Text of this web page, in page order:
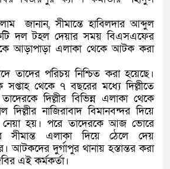
জানান, সীমান্তে হাবিলদার আব্দুল
দল টহল দেয়ার সময় বিএসএফের
আড়াপাড়া এলাকা থেকে আটক করা
তাদের পরিচয় নিশ্চিত করা হয়েছে।
থেকে ৭ বছরের মধ্যে দিল্লীতে
দিল্লীর বিভিন্ন এলাকা থেকে
নাজিরাবাদ বিমানবন্দর দিয়ে
নেয়া হয়। পরে তাদেরকে আজ ভোরে
এলাকা দিয়ে ঠেলে দেয়
আটকদের দুর্গাপুর থানায় হস্তান্তর করা
এই কর্মকর্তা।